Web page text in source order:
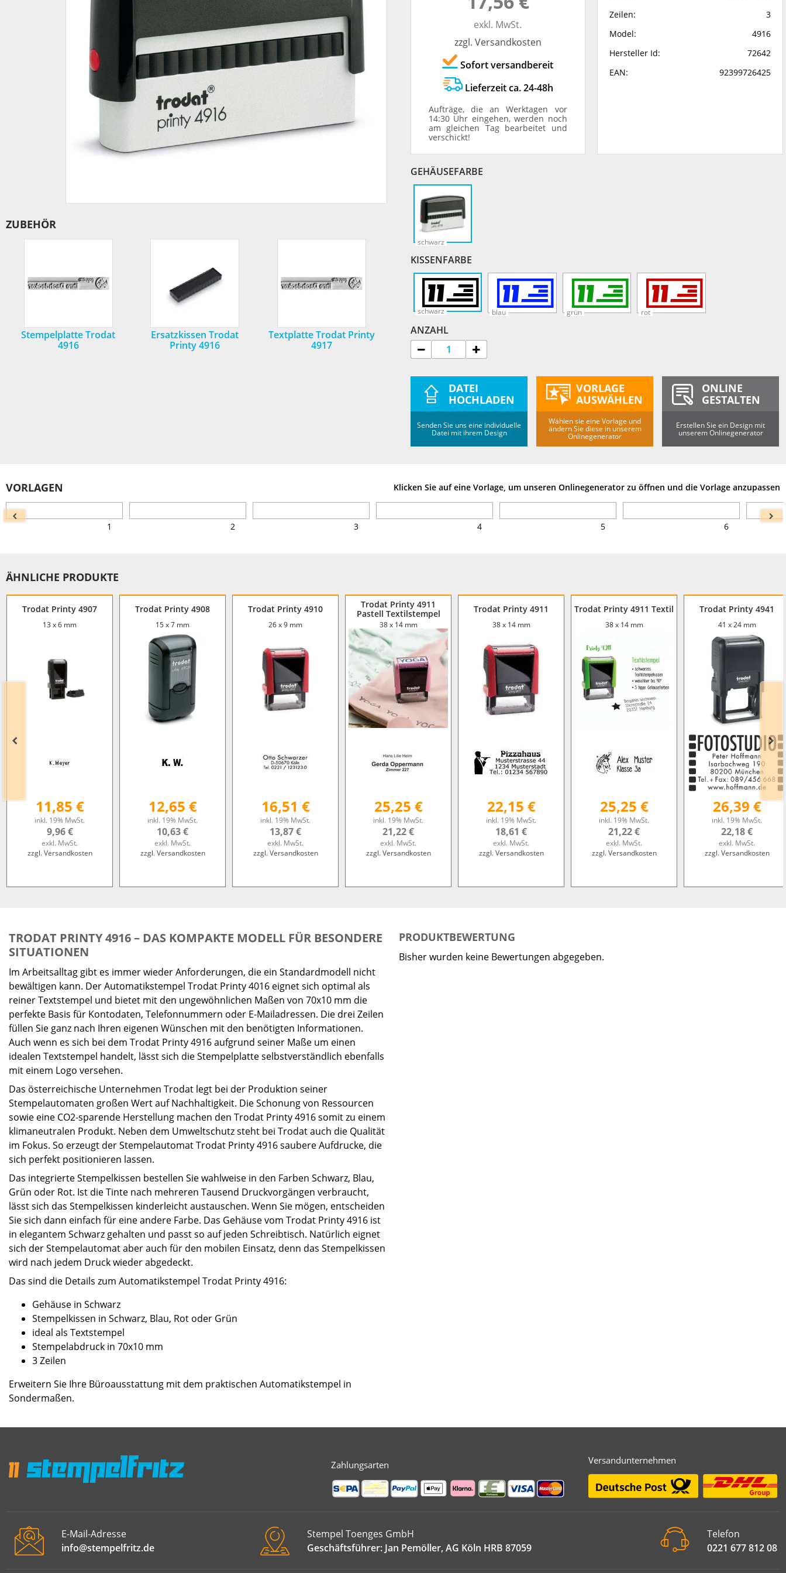
PRINTY Z. SELBER SETZEN
PERSONALISIERTE ADRESSSTEMPEL
STEMPELFRITZ IMPRINT LINE SKYBLUE
TRODAT® CREATIVE MINI STEMPEL
TRODAT® PIXEL STAMP
TRODAT® ID PROTECTOR
VERSCHLUSSKAPPEN
STEMPELHALTER
ZUBEHÖR
Stempelplatte Trodat
4916
Ersatzkissen Trodat
Printy 4916
Textplatte Trodat Printy
4917
exkl. MwSt.
zzgl. Versandkosten
Sofort versandbereit
Lieferzeit ca. 24-48h
Aufträge, die an Werktagen vor
14:30 Uhr eingehen, werden noch
am gleichen Tag bearbeitet und
verschickt!
Zeilen:
3
Model:
4916
Hersteller Id:
72642
EAN:
92399726425
GEHÄUSEFARBE
schwarz
KISSENFARBE
schwarz blau grün rot
ANZAHL
DATEI
HOCHLADEN
Senden Sie uns eine individuelle
Datei mit ihrem Design
VORLAGE
AUSWÄHLEN
Wählen sie eine Vorlage und
ändern Sie diese in unserem
Onlinegenerator
ONLINE
GESTALTEN
Erstellen Sie ein Design mit
unserem Onlinegenerator
VORLAGEN Klicken Sie auf eine Vorlage, um unseren Onlinegenerator zu öffnen und die Vorlage anzupassen
1 2 3 4 5 6
ÄHNLICHE PRODUKTE
Trodat Printy 4907
13 x 6 mm
11,85 €
inkl. 19% MwSt.
9,96 €
exkl. MwSt.
zzgl. Versandkosten
Trodat Printy 4908
15 x 7 mm
12,65 €
inkl. 19% MwSt.
10,63 €
exkl. MwSt.
zzgl. Versandkosten
Trodat Printy 4910
26 x 9 mm
16,51 €
inkl. 19% MwSt.
13,87 €
exkl. MwSt.
zzgl. Versandkosten
Trodat Printy 4911
Pastell Textilstempel
38 x 14 mm
25,25 €
inkl. 19% MwSt.
21,22 €
exkl. MwSt.
zzgl. Versandkosten
Trodat Printy 4911
38 x 14 mm
22,15 €
inkl. 19% MwSt.
18,61 €
exkl. MwSt.
zzgl. Versandkosten
Trodat Printy 4911 Textil
38 x 14 mm
25,25 €
inkl. 19% MwSt.
21,22 €
exkl. MwSt.
zzgl. Versandkosten
Trodat Printy 4941
41 x 24 mm
26,39 €
inkl. 19% MwSt.
22,18 €
exkl. MwSt.
zzgl. Versandkosten
TRODAT PRINTY 4916 – DAS KOMPAKTE MODELL FÜR BESONDERE
SITUATIONEN
Im Arbeitsalltag gibt es immer wieder Anforderungen, die ein Standardmodell nicht
bewältigen kann. Der Automatikstempel Trodat Printy 4016 eignet sich optimal als
reiner Textstempel und bietet mit den ungewöhnlichen Maßen von 70x10 mm die
perfekte Basis für Kontodaten, Telefonnummern oder E-Mailadressen. Die drei Zeilen
füllen Sie ganz nach Ihren eigenen Wünschen mit den benötigten Informationen.
Auch wenn es sich bei dem Trodat Printy 4916 aufgrund seiner Maße um einen
idealen Textstempel handelt, lässt sich die Stempelplatte selbstverständlich ebenfalls
mit einem Logo versehen.
Das österreichische Unternehmen Trodat legt bei der Produktion seiner
Stempelautomaten großen Wert auf Nachhaltigkeit. Die Schonung von Ressourcen
sowie eine CO2-sparende Herstellung machen den Trodat Printy 4916 somit zu einem
klimaneutralen Produkt. Neben dem Umweltschutz steht bei Trodat auch die Qualität
im Fokus. So erzeugt der Stempelautomat Trodat Printy 4916 saubere Aufdrucke, die
sich perfekt positionieren lassen.
Das integrierte Stempelkissen bestellen Sie wahlweise in den Farben Schwarz, Blau,
Grün oder Rot. Ist die Tinte nach mehreren Tausend Druckvorgängen verbraucht,
lässt sich das Stempelkissen kinderleicht austauschen. Wenn Sie mögen, entscheiden
Sie sich dann einfach für eine andere Farbe. Das Gehäuse vom Trodat Printy 4916 ist
in elegantem Schwarz gehalten und passt so auf jeden Schreibtisch. Natürlich eignet
sich der Stempelautomat aber auch für den mobilen Einsatz, denn das Stempelkissen
wird nach jedem Druck wieder abgedeckt.
Das sind die Details zum Automatikstempel Trodat Printy 4916:
Gehäuse in Schwarz
Stempelkissen in Schwarz, Blau, Rot oder Grün
ideal als Textstempel
Stempelabdruck in 70x10 mm
3 Zeilen
Erweitern Sie Ihre Büroausstattung mit dem praktischen Automatikstempel in
Sondermaßen.
PRODUKTBEWERTUNG
Bisher wurden keine Bewertungen abgegeben.
Zahlungsarten Versandunternehmen
E-Mail-Adresse
info@stempelfritz.de
Stempel Toenges GmbH
Geschäftsführer: Jan Pemöller, AG Köln HRB 87059
Telefon
0221 677 812 08